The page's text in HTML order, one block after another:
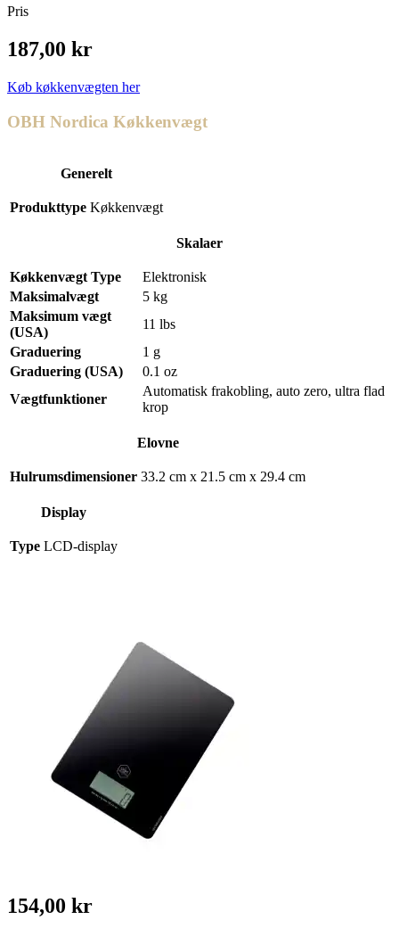
Pris
187,00 kr
Køb køkkenvægten her
OBH Nordica Køkkenvægt
Generelt
Produkttype Køkkenvægt
Skalaer
Køkkenvægt Type
Elektronisk
Maksimalvægt
5 kg
Maksimum vægt
(USA)
11 lbs
Graduering
1 g
Graduering (USA)
0.1 oz
Vægtfunktioner
Automatisk frakobling, auto zero, ultra flad
krop
Elovne
Hulrumsdimensioner 33.2 cm x 21.5 cm x 29.4 cm
Display
Type LCD-display
154,00 kr